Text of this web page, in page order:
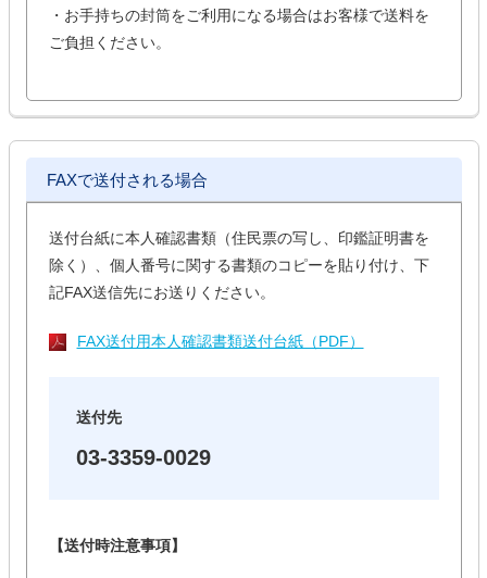
・お手持ちの封筒をご利用になる場合はお客様で送料を
ご負担ください。
FAXで送付される場合
送付台紙に本人確認書類（住民票の写し、印鑑証明書を
除く）、個人番号に関する書類のコピーを貼り付け、下
記FAX送信先にお送りください。
FAX送付用本人確認書類送付台紙（PDF）
送付先
03-3359-0029
【送付時注意事項】